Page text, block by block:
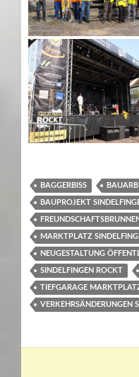
BAGGERBISS
BAUPROJEKT
MARKTPLATZ
NEUGESTALTUNG
SINDELFINGEN ROCKT
TIEFGARAGE
VERKEHRSÄNDERUNGEN